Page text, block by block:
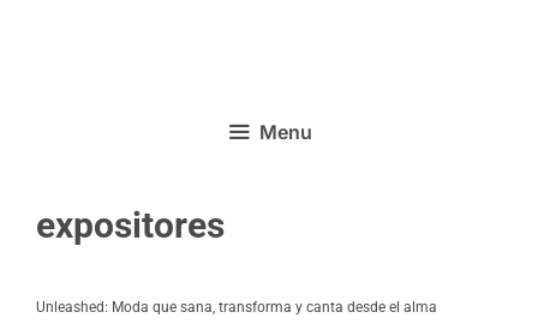
Menu
expositores
Unleashed: Moda que sana, transforma y canta desde el alma